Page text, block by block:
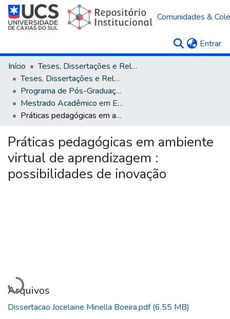
Comunidades &
Entrar
Início
Teses, Dissertações e Relatórios
Teses, Dissertações e Relatórios defendidos na UCS
Programa de Pós-Graduação em Educação
Mestrado Acadêmico em Educação
Práticas pedagógicas em ambiente virtual de aprendizagem : possibilidades de inovação
Práticas pedagógicas em ambiente
virtual de aprendizagem :
possibilidades de inovação
Carregando...
Arquivos
Dissertacao Jocelaine Minella Boeira.pdf(6.55 MB)